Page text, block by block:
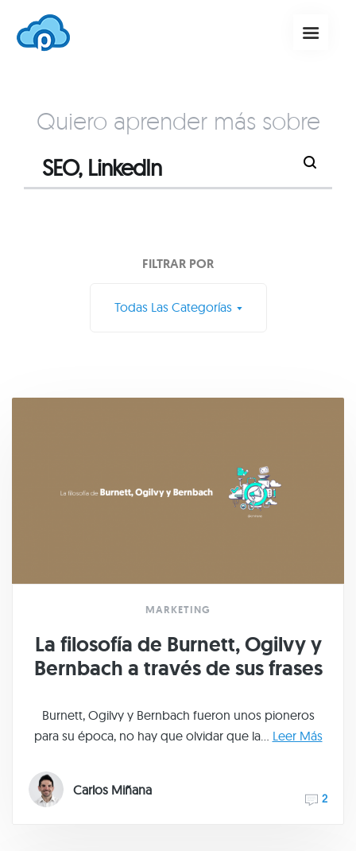
Quiero aprender más sobre
FILTRAR POR
Todas Las Categorías
MARKETING
La filosofía de Burnett, Ogilvy y
Bernbach a través de sus frases
Burnett, Ogilvy y Bernbach fueron unos pioneros
para su época, no hay que olvidar que la... Leer Más
Carlos Miñana
2